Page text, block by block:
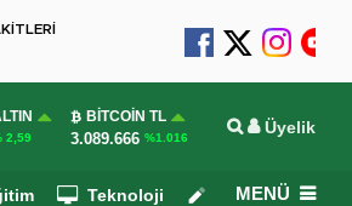
2,59
BITCOIN TL
3.089.666 %1.016 Üyelik
Teknoloji Köşe Yazarları
MENÜ